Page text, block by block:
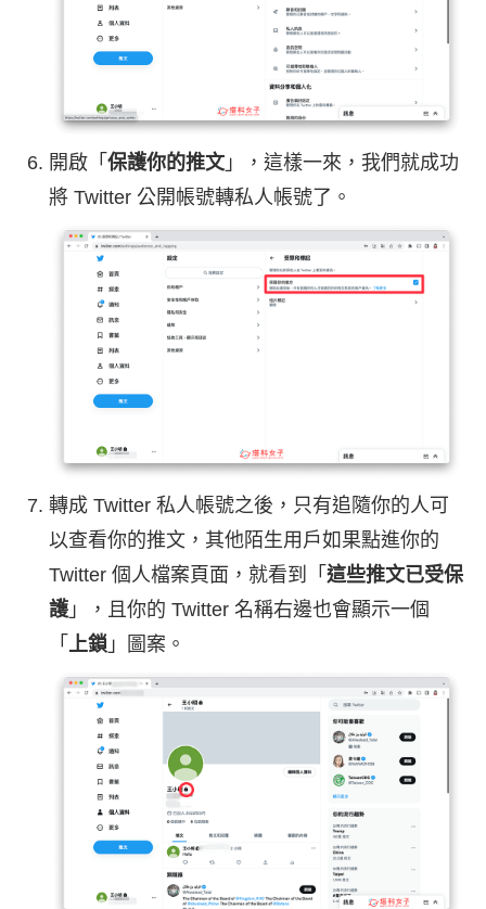
開啟「 保護你的推文」，這樣一來，我們就成功
將 Twitter 公開帳號轉私人帳號了。
轉成 Twitter 私人帳號之後，只有追隨你的人可
以查看你的推文，其他陌生用戶如果點進你的
Twitter 個人檔案頁面，就看到「 這些推文已受保
護 」，且你的 Twitter 名稱右邊也會顯示一個
「
上鎖 」圖案。